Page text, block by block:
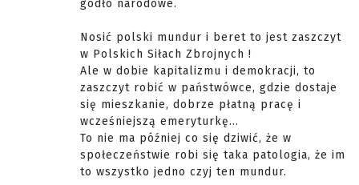
godło narodowe.
Nosić polski mundur i beret to jest zaszczyt
w Polskich Siłach Zbrojnych !
Ale w dobie kapitalizmu i demokracji, to
zaszczyt robić w państwówce, gdzie dostaje
się mieszkanie, dobrze płatną pracę i
wcześniejszą emeryturkę...
To nie ma później co się dziwić, że w
społeczeństwie robi się taka patologia, że im
to wszystko jedno czyj ten mundur.